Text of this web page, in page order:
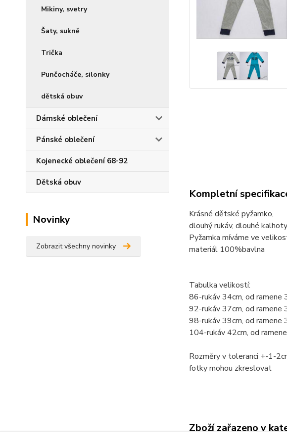
Mikiny, svetry
Šaty, sukně
Trička
Punčocháče, silonky
dětská obuv
Dámské oblečení
Pánské oblečení
Kojenecké oblečení 68-92
Dětská obuv
Novinky
Zobrazit všechny novinky
Kompletní
Krásné dětské pyžamko,
dlouhý rukáv, dlouhé
Pyžamka míváme ve
materiál 100%bavlna
Tabulka velikostí:
86-rukáv 34cm, od ramene
92-rukáv 37cm, od ramene
98-rukáv 39cm, od ramene
104-rukáv 42cm, od
Rozměry v toleranci +-1-
fotky mohou zkreslovat
Zboží zařazeno v